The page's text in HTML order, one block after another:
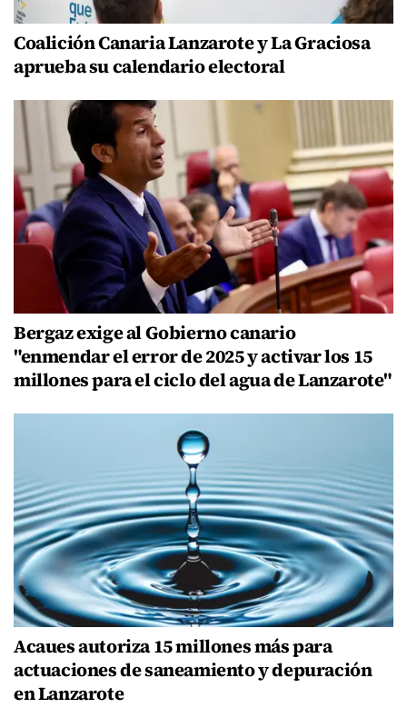
Coalición Canaria Lanzarote y La Graciosa
aprueba su calendario electoral
Bergaz exige al Gobierno canario
"enmendar el error de 2025 y activar los 15
millones para el ciclo del agua de Lanzarote"
Acaues autoriza 15 millones más para
actuaciones de saneamiento y depuración
en Lanzarote